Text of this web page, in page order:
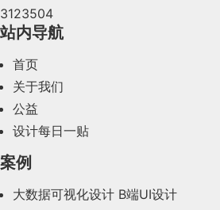
2024年4月(44)
2024年2月(58)
3123504
站内导航
首页
关于我们
公益
设计每日一贴
案例
大数据可视化设计 B端UI设计